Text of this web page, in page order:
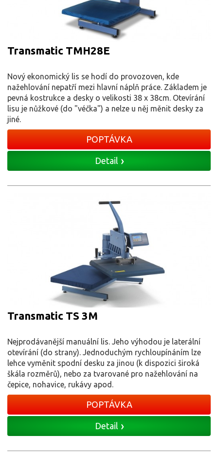
Transmatic TMH28E
Nový ekonomický lis se hodí do provozoven, kde
nažehlování nepatří mezi hlavní náplň práce. Základem je
pevná kostrukce a desky o velikosti 38 x 38cm. Otevírání
lisu je nůžkové (do "véčka") a nelze u něj měnit desky za
jiné.
POPTÁVKA
Detail
Transmatic TS 3M
Nejprodávanější manuální lis. Jeho výhodou je laterální
otevírání (do strany). Jednoduchým rychloupínáním lze
lehce vyměnit spodní desku za jinou (k dispozici široká
škála rozměrů), nebo za tvarované pro nažehlování na
čepice, nohavice, rukávy apod.
POPTÁVKA
Detail